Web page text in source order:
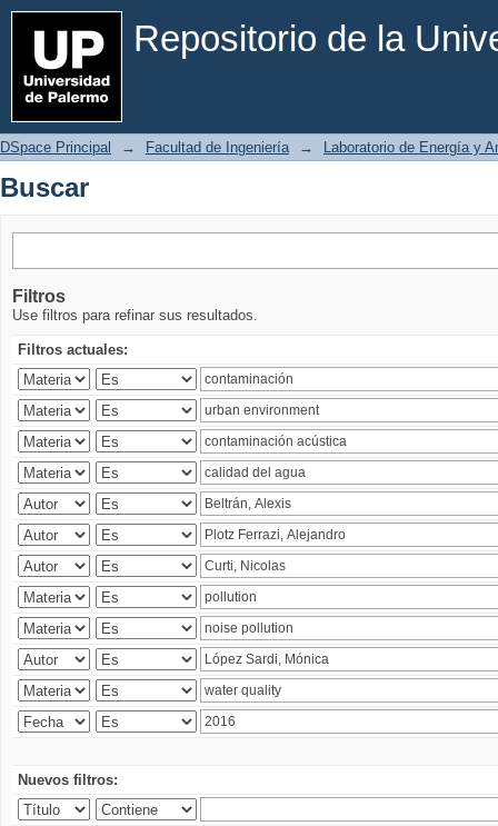
Repositorio de la
Buscar
DSpace Principal → Facultad de Ingeniería → Laboratorio de Energía y
Buscar
Filtros
Use filtros para refinar sus resultados.
Filtros actuales:
Nuevos filtros: